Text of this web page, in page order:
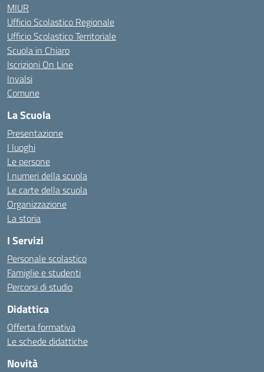
MIUR
Ufficio Scolastico Regionale
Ufficio Scolastico Territoriale
Scuola in Chiaro
Iscrizioni On Line
Invalsi
Comune
La Scuola
Presentazione
I luoghi
Le persone
I numeri della scuola
Le carte della scuola
Organizzazione
La storia
I Servizi
Personale scolastico
Famiglie e studenti
Percorsi di studio
Didattica
Offerta formativa
Le schede didattiche
Novità